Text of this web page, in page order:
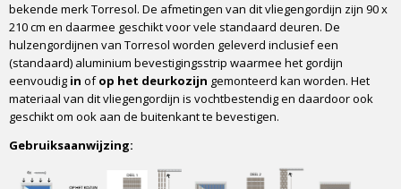
bekende merk Torresol. De afmetingen van dit vliegengordijn zijn 90 x
210 cm en daarmee geschikt voor vele standaard deuren. De
hulzengordijnen van Torresol worden geleverd inclusief een
(standaard) aluminium bevestigingsstrip waarmee het gordijn
eenvoudig in ofop het deurkozijn gemonteerd kan worden. Het
materiaal van dit vliegengordijn is vochtbestendig en daardoor ook
geschikt om ook aan de buitenkant te bevestigen.
Gebruiksaanwijzing: